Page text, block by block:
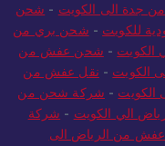
جدة الى الكويت - شحن
للكويت - شحن بري من
الكويت - شحن عفش من
الكويت - نقل عفش من
الكويت - شركة شحن من
الي الكويت - شركة
من الرياض الى